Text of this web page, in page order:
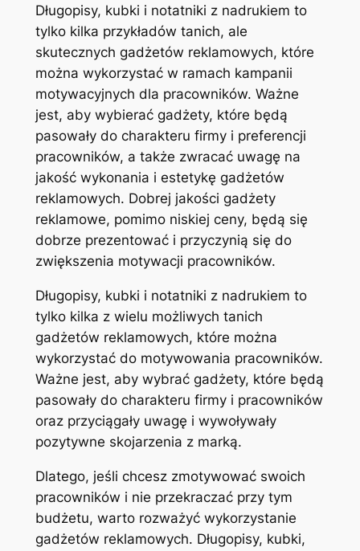
Długopisy, kubki i notatniki z nadrukiem to
tylko kilka przykładów tanich, ale
skutecznych gadżetów reklamowych, które
można wykorzystać w ramach kampanii
motywacyjnych dla pracowników. Ważne
jest, aby wybierać gadżety, które będą
pasowały do charakteru firmy i preferencji
pracowników, a także zwracać uwagę na
jakość wykonania i estetykę gadżetów
reklamowych. Dobrej jakości gadżety
reklamowe, pomimo niskiej ceny, będą się
dobrze prezentować i przyczynią się do
zwiększenia motywacji pracowników.
Długopisy, kubki i notatniki z nadrukiem to
tylko kilka z wielu możliwych tanich
gadżetów reklamowych, które można
wykorzystać do motywowania pracowników.
Ważne jest, aby wybrać gadżety, które będą
pasowały do charakteru firmy i pracowników
oraz przyciągały uwagę i wywoływały
pozytywne skojarzenia z marką.
Dlatego, jeśli chcesz zmotywować swoich
pracowników i nie przekraczać przy tym
budżetu, warto rozważyć wykorzystanie
gadżetów reklamowych. Długopisy, kubki,